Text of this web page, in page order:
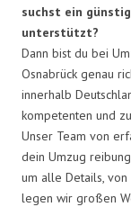
suchst ein
unterstützt?
Dann bist du bei
Osnabrück genau
innerhalb
kompetenten und
Unser Team von
dein Umzug
um alle Details,
legen wir großen